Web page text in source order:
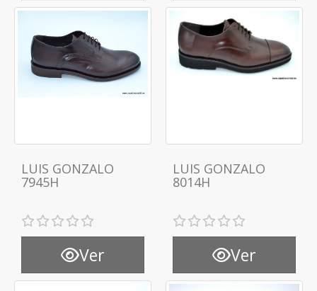
LUIS GONZALO
7945H
Ver
LUIS GONZALO
8014H
Ver